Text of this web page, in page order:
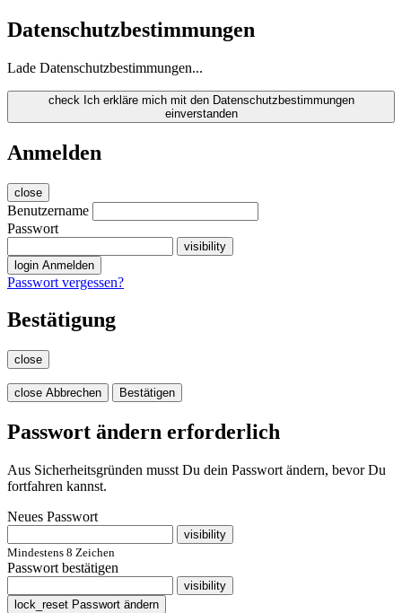
Datenschutzbestimmungen
Lade Datenschutzbestimmungen...
check Ich erkläre mich mit den Datenschutzbestimmungen
einverstanden
Anmelden
close
Benutzername
Passwort
visibility
login Anmelden
Passwort vergessen?
Bestätigung
close
close Abbrechen Bestätigen
Passwort ändern erforderlich
Aus Sicherheitsgründen musst Du dein Passwort ändern, bevor Du
fortfahren kannst.
Neues Passwort
visibility
Mindestens 8 Zeichen
Passwort bestätigen
visibility
lock_reset Passwort ändern